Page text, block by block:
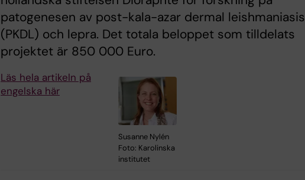
patogenesen av post-kala-azar dermal leishmaniasis
(PKDL) och lepra. Det totala beloppet som tilldelats
projektet är 850 000 Euro.
Susanne Nylén
Foto: Karolinska
institutet
Läs hela artikeln på
engelska här